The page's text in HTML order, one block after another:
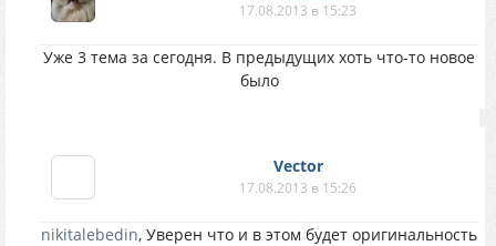
17.08.2013 в 15:23
Уже 3 тема за сегодня. В предыдущих хоть что-то новое
было
Vector
17.08.2013 в 15:26
nikitalebedin, Уверен что и в этом будет оригинальность